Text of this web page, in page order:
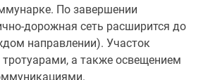
По завершении
дорожная сеть расширится до
направлении). Участок
а также освещением